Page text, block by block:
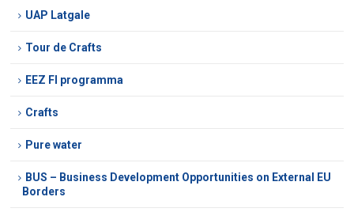
UAP Latgale
Tour de Crafts
EEZ FI programma
Crafts
Pure water
BUS – Business Development Opportunities on External EU
Borders